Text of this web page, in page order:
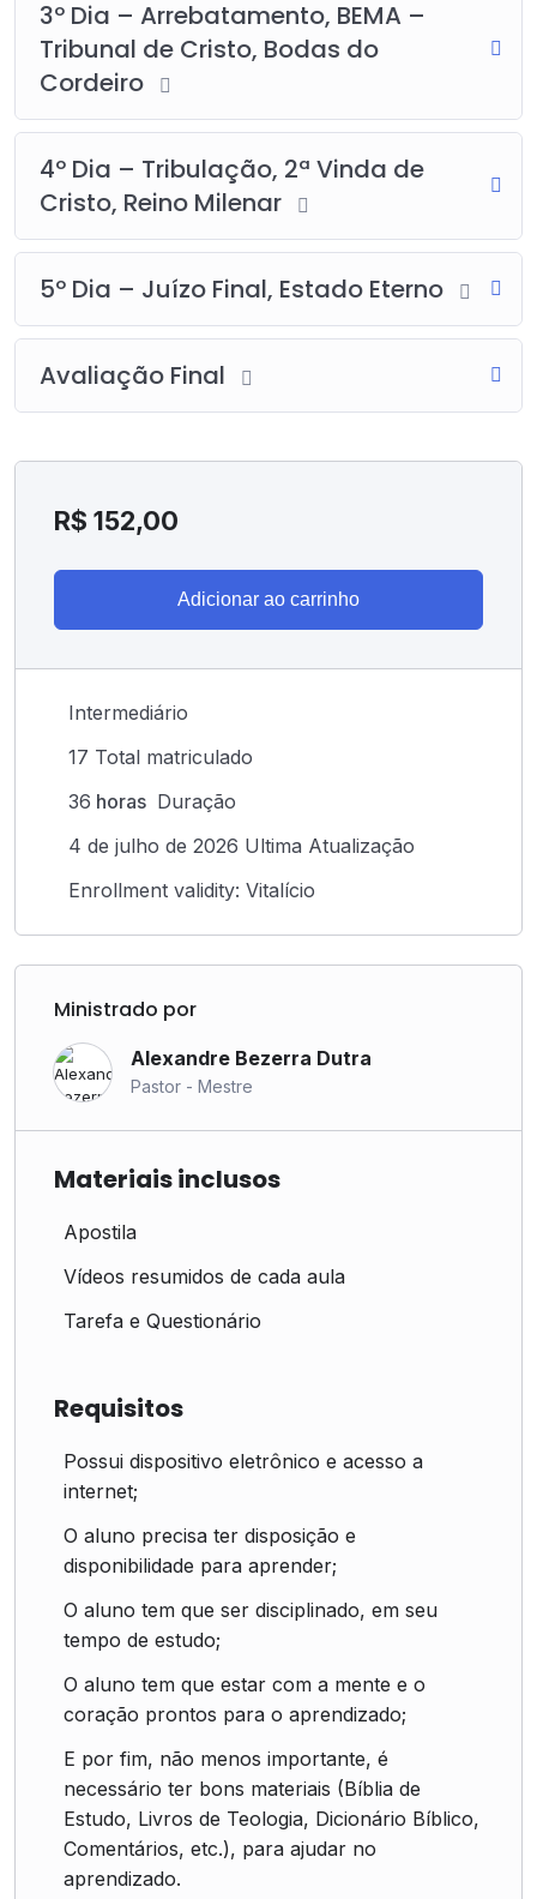
3º Dia – Arrebatamento, BEMA –
Tribunal de Cristo, Bodas do
Cordeiro
4º Dia – Tribulação, 2ª Vinda de
Cristo, Reino Milenar
5º Dia – Juízo Final, Estado Eterno
Avaliação Final
R$ 152,00
Adicionar ao carrinho
Intermediário
17 Total matriculado
36 horas Duração
4 de julho de 2026 Ultima Atualização
Enrollment validity: Vitalício
Ministrado por
Alexandre Bezerra Dutra
Pastor - Mestre
Materiais inclusos
Apostila
Vídeos resumidos de cada aula
Tarefa e Questionário
Requisitos
Possui dispositivo eletrônico e acesso a
internet;
O aluno precisa ter disposição e
disponibilidade para aprender;
O aluno tem que ser disciplinado, em seu
tempo de estudo;
O aluno tem que estar com a mente e o
coração prontos para o aprendizado;
E por fim, não menos importante, é
necessário ter bons materiais (Bíblia de
Estudo, Livros de Teologia, Dicionário Bíblico,
Comentários, etc.), para ajudar no
aprendizado.